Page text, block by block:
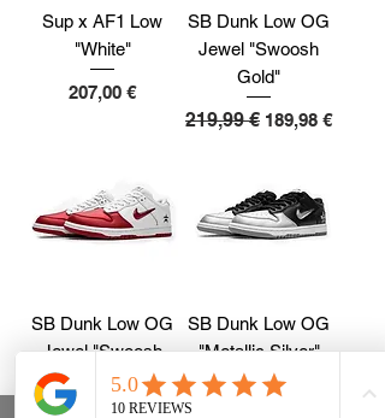
Sup x AF1 Low
"White"
Cijena
207,00 €
SB Dunk Low OG
Jewel "Swoosh
Gold"
Redovna cijena
219,99 € Cijena s
189,98 €
SB Dunk Low OG
Jewel "Swoosh
Red"
SB Dunk Low OG
"Metallic Silver"
Redovna cijena
219,99 € Cijena s
189,98 €